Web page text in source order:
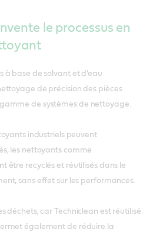
le processus en
à base de solvant et d’eau
de précision des pièces
de systèmes de nettoyage.
industriels peuvent
les nettoyants comme
être recyclés et réutilisés dans le
sans effet sur les performances.
déchets, car Techniclean est réutilisé
également de réduire la